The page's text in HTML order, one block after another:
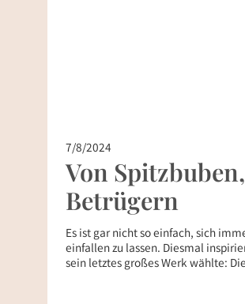
7/8/2024
Von
Betrügern
Es ist gar nicht so einfach, sich
einfallen zu lassen. Diesmal
sein letztes großes Werk wählte: